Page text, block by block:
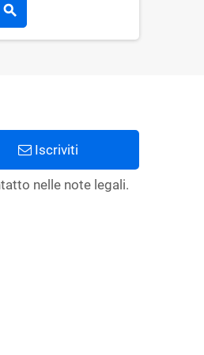
search
Iscriviti
nelle note legali.